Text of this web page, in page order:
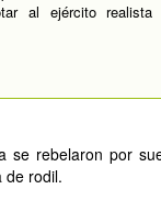
al ejército
se rebelaron por
de rodil.